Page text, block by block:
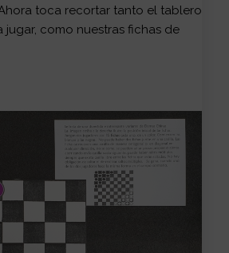
toca recortar tanto el tablero
jugar, como nuestras fichas de